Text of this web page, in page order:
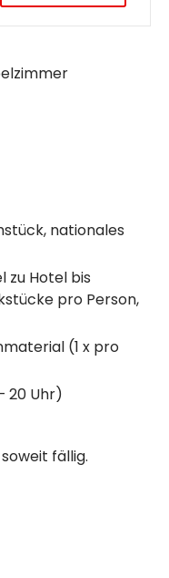
nationales
Hotel bis
pro Person,
(1 x pro
20 Uhr)
fällig.